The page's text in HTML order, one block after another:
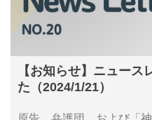
【お知らせ】ニュース
た（2024/1/21）